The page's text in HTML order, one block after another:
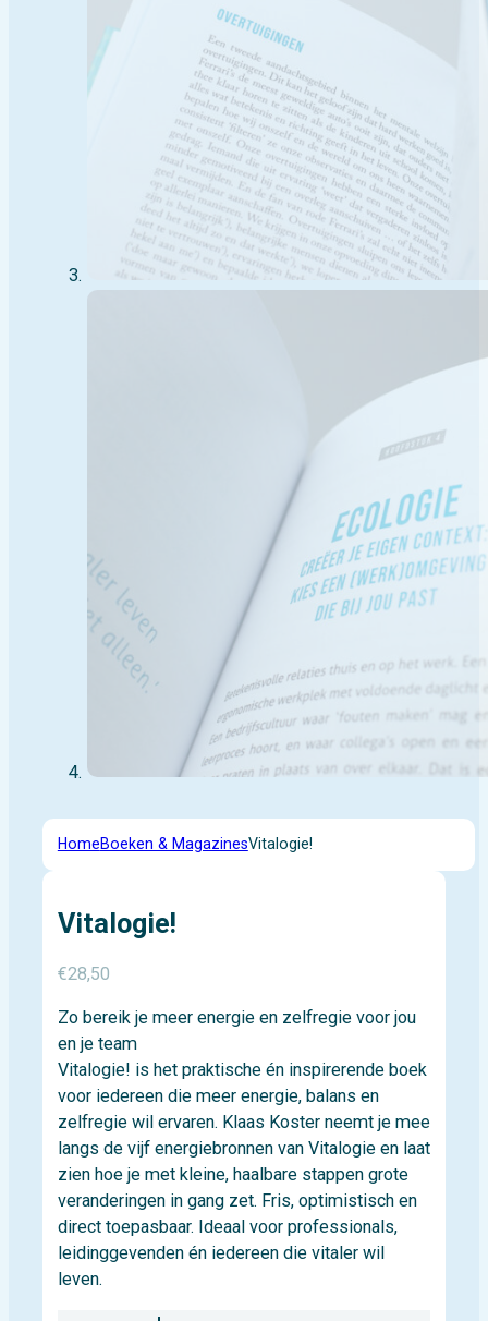
HomeBoeken & MagazinesVitalogie!
Vitalogie!
€28,50
Zo bereik je meer energie en zelfregie voor jou
en je team
Vitalogie! is het praktische én inspirerende boek
voor iedereen die meer energie, balans en
zelfregie wil ervaren. Klaas Koster neemt je mee
langs de vijf energiebronnen van Vitalogie en laat
zien hoe je met kleine, haalbare stappen grote
veranderingen in gang zet. Fris, optimistisch en
direct toepasbaar. Ideaal voor professionals,
leidinggevenden én iedereen die vitaler wil
leven.